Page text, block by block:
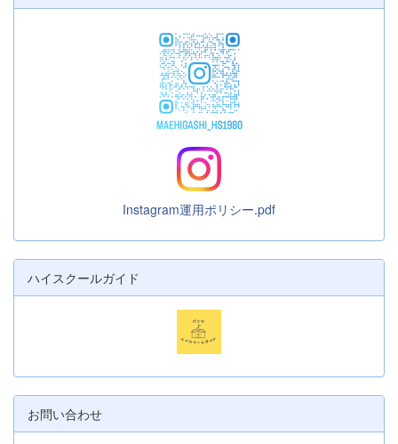
Instagram運用ポリシー.pdf
ハイスクールガイド
お問い合わせ